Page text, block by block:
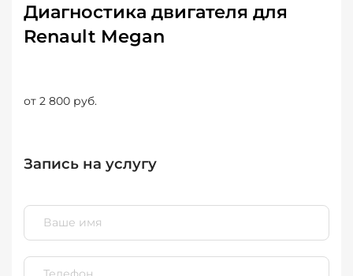
Диагностика двигателя для
Renault Megan
от 2 800 руб.
Запись на услугу